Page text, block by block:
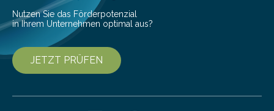
Nutzen Sie das Förderpotenzial
in Ihrem Unternehmen optimal aus?
JETZT PRÜFEN